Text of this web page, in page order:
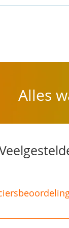
Alles
je een online